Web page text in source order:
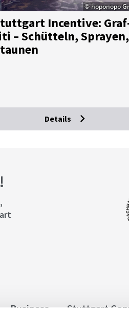
© hoponopo
In­cen­ti­ve:
– Schüt­teln, Spray­en,
Details
Business Stuttgart